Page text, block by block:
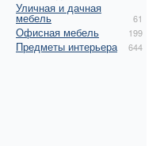
Уличная и дачная
мебель 61
Офисная мебель 199
Предметы интерьера 644